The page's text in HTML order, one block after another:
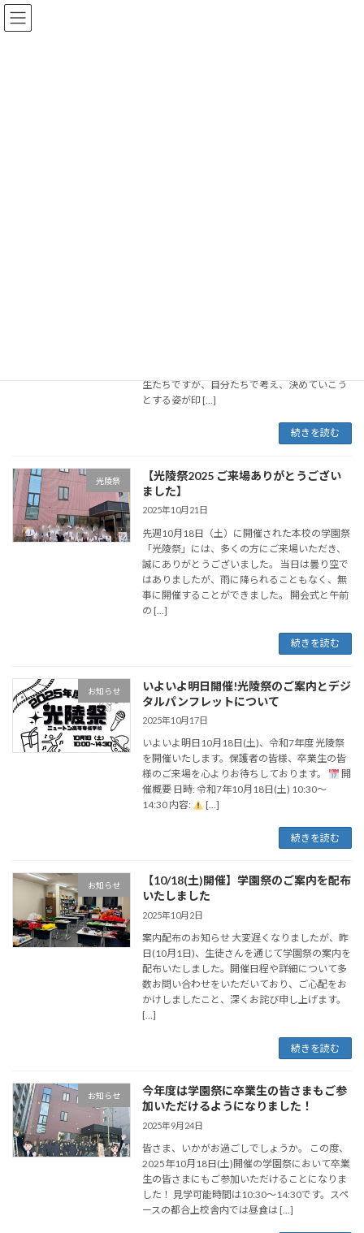
コ
ン
ナ
ビ
生たちですが、自分たちで考え、決めていこう
とする姿が印 […]
続きを読む
光陵祭
【光陵祭2025 ご来場ありがとうござい
ました】
2025年10月21日
先週10月18日（土）に開催された本校の学園祭
「光陵祭」には、多くの方にご来場いただき、
誠にありがとうございました。 当日は曇り空で
はありましたが、雨に降られることもなく、無
事に開催することができました。 開会式と午前
の […]
続きを読む
お知らせ
いよいよ明日開催!光陵祭のご案内とデジ
タルパンフレットについて
2025年10月17日
いよいよ明日10月18日(土)、令和7年度 光陵祭
を開催いたします。保護者の皆様、卒業生の皆
様のご来場を心よりお待ちしております。
開
催概要 日時: 令和7年10月18日(土) 10:30〜
14:30 内容:
[…]
続きを読む
お知らせ
【10/18(土)開催】学園祭のご案内を配布
いたしました
2025年10月2日
案内配布のお知らせ 大変遅くなりましたが、昨
日(10月1日)、生徒さんを通じて学園祭の案内を
配布いたしました。開催日程や詳細について多
数お問い合わせをいただいており、ご心配をお
かけしましたこと、深くお詫び申し上げます。
[…]
続きを読む
お知らせ
今年度は学園祭に卒業生の皆さまもご参
加いただけるようになりました！
2025年9月24日
皆さま、いかがお過ごしでしょうか。 この度、
2025年10月18日(土)開催の学園祭において卒業
生の皆さまにもご参加いただけることになりま
した！ 見学可能時間は10:30〜14:30です。スペ
ースの都合上校舎内では昼食は […]